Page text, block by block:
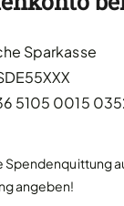
Sparkasse
5105 0015
Spendenquittung
angeben!